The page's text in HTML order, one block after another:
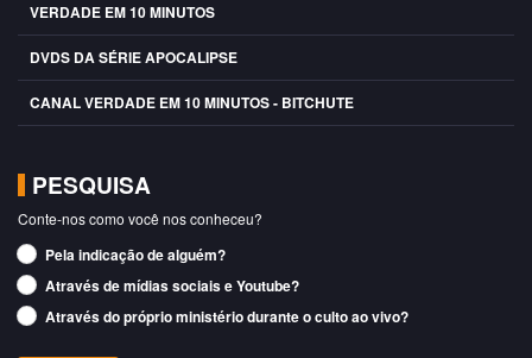
VERDADE EM 10 MINUTOS
DVDS DA SÉRIE APOCALIPSE
CANAL VERDADE EM 10 MINUTOS - BITCHUTE
PESQUISA
Conte-nos como você nos conheceu?
Pela indicação de alguém?
Através de mídias sociais e Youtube?
Através do próprio ministério durante o culto ao vivo?